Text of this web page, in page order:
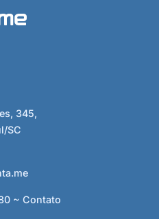
345,
SC
~ Contato